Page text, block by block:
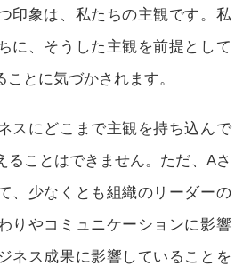
印象は、私たちの主観です。私
に、そうした主観を前提として
とに気づかされます。
スにどこまで主観を持ち込んで
ることはできません。ただ、Aさ
、少なくとも組織のリーダーの
りやコミュニケーションに影響
ネス成果に影響していることを